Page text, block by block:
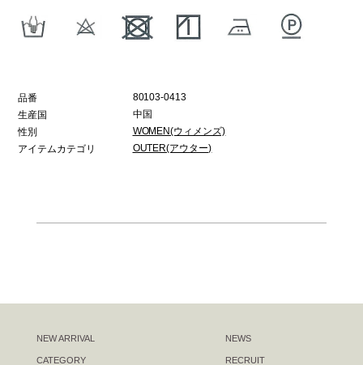
品番
80103-0413
生産国
中国
性別
WOMEN(ウィメンズ)
アイテムカテゴリ
OUTER(アウター)
NEW ARRIVAL
CATEGORY
NEWS
RECRUIT